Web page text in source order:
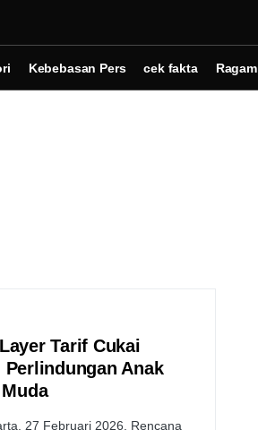
Kebebasan Pers cek fakta Ragam
Tarif Cukai
Perlindungan Anak
27 Februari 2026. Rencana